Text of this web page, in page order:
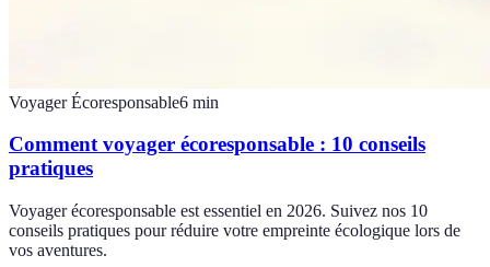
Voyager Écoresponsable6 min
Comment voyager écoresponsable : 10 conseils
pratiques
Voyager écoresponsable est essentiel en 2026. Suivez nos 10
conseils pratiques pour réduire votre empreinte écologique lors de
vos aventures.